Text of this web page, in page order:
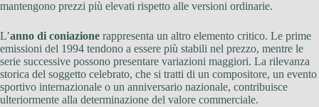
mantengono prezzi più elevati rispetto alle versioni ordinarie.
L’anno di coniazione rappresenta un altro elemento critico. Le prime
emissioni del 1994 tendono a essere più stabili nel prezzo, mentre le
serie successive possono presentare variazioni maggiori. La rilevanza
storica del soggetto celebrato, che si tratti di un compositore, un evento
sportivo internazionale o un anniversario nazionale, contribuisce
ulteriormente alla determinazione del valore commerciale.